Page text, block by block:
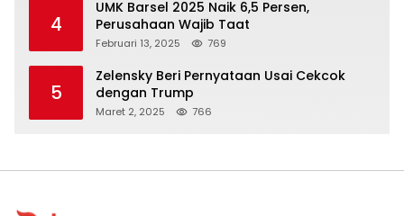
4
UMK Barsel 2025 Naik 6,5 Persen,
Perusahaan Wajib Taat
Februari 13, 2025 769
5
Zelensky Beri Pernyataan Usai Cekcok
dengan Trump
Maret 2, 2025 766